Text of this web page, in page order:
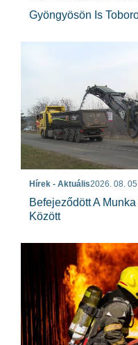
Gyöngyösön Is
Hírek - Aktuális2026. 08.
Befejeződött A
Között